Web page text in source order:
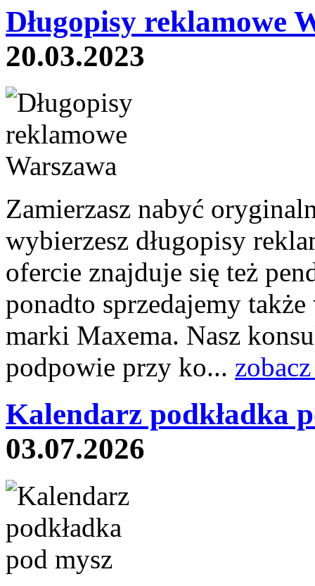
Długopisy reklamowe
20.03.2023
Zamierzasz nabyć
wybierzesz długopisy
ofercie znajduje się też
ponadto sprzedajemy
marki Maxema. Nasz
podpowie przy ko...
Kalendarz podkładka
03.07.2026